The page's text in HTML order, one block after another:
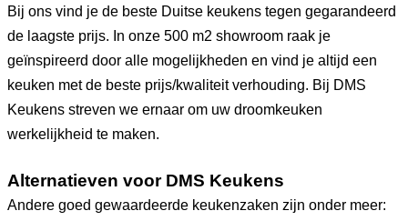
Bij ons vind je de beste Duitse keukens tegen gegarandeerd
de laagste prijs. In onze 500 m2 showroom raak je
geïnspireerd door alle mogelijkheden en vind je altijd een
keuken met de beste prijs/kwaliteit verhouding. Bij DMS
Keukens streven we ernaar om uw droomkeuken
werkelijkheid te maken.
Alternatieven voor DMS Keukens
Andere goed gewaardeerde keukenzaken zijn onder meer: